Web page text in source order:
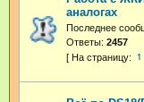
аналогах
Последнее
Ответы: 2457
1